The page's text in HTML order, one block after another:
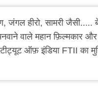
हीरो, सामरी जैसी.....
वाले महान फ़िल्मकार और
ऑफ़ इंडिया FTII का